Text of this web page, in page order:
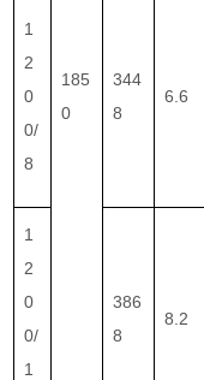
185
0
1
2
0
0/
8
344
8
6.6
1
2
0
0/
1
386
8
8.2